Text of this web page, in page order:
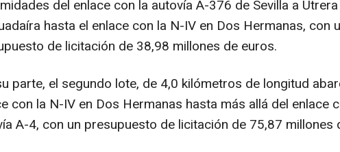
del enlace con la autovía A-376 de Sevilla a
hasta el enlace con la N-IV en Dos Hermanas, con
de licitación de 38,98 millones de euros.
parte, el segundo lote, de 4,0 kilómetros de longitud
con la N-IV en Dos Hermanas hasta más allá del enlace
A-4, con un presupuesto de licitación de 75,87 millones